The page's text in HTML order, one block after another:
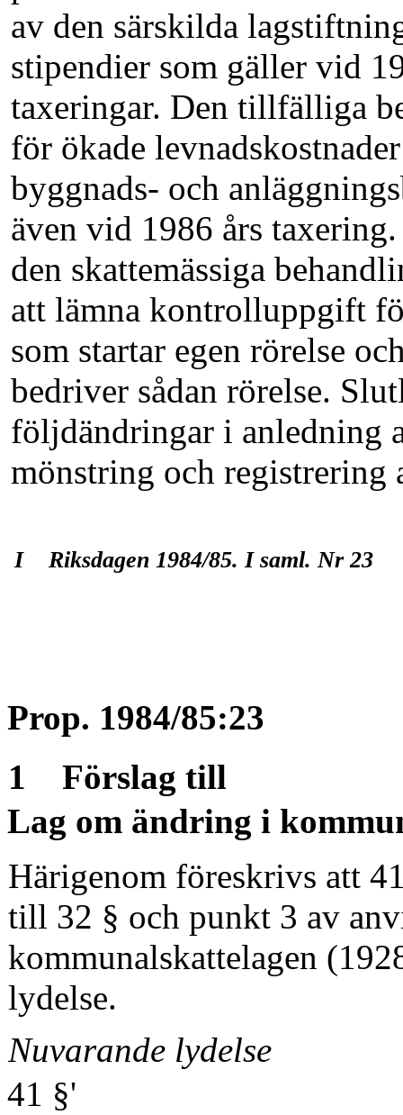
av den särskilda
stipendier som gäller vid
taxeringar. Den tillfälliga
för ökade
byggnads- och
även vid 1986 års
den skattemässiga
att lämna kontroll­uppgift
som startar egen rörelse
bedriver sådan rörelse.
följdändringar i anled­ning
mönstring och registrering
I Riksdagen 1984/85. I saml. Nr 23
Prop. 1984/85:23
1 Förslag till
Lag om ändring i
Härigenom föreskrivs att
till 32 § och punkt 3 av
kommunalskattelagen
lydelse.
Nuvarande lydelse
41 §'